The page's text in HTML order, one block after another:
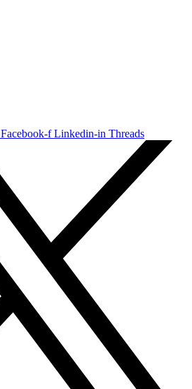
Facebook-f Linkedin-in Threads